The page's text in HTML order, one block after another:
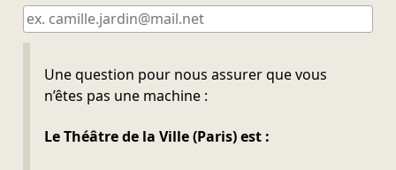
Une question pour nous assurer que vous
n’êtes pas une machine :
Le Théâtre de la Ville (Paris) est :
Ne pas remplir